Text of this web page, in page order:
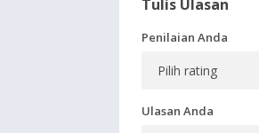
Tulis Ulasan
Penilaian Anda
Ulasan Anda